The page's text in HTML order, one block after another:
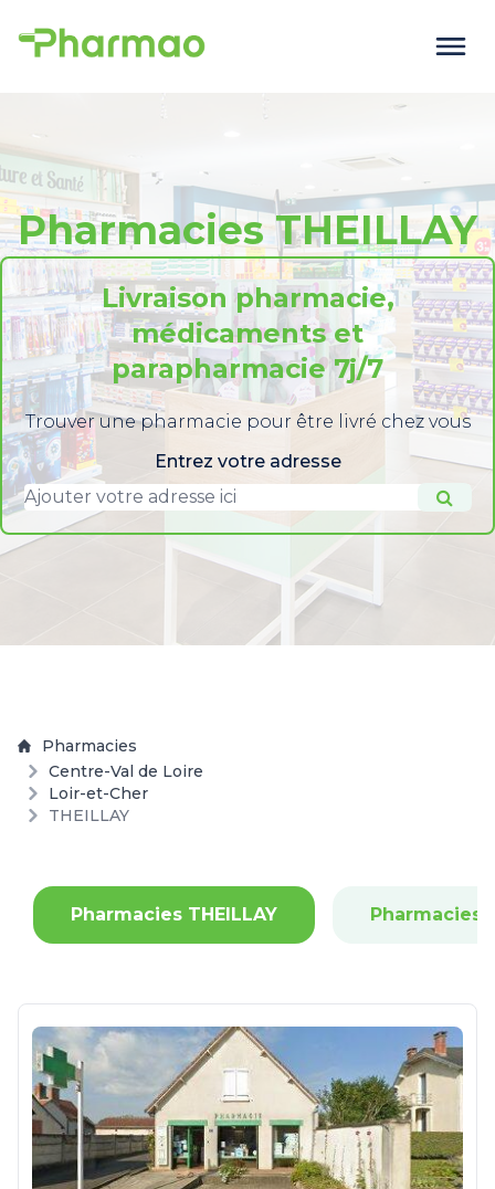
Pharmacies THEILLAY
Livraison pharmacie,
médicaments et
parapharmacie 7j/7
Trouver une pharmacie pour être livré chez vous
Entrez votre adresse
Pharmacies
Centre-Val de Loire
Loir-et-Cher
THEILLAY
Pharmacies THEILLAY Pharmacies